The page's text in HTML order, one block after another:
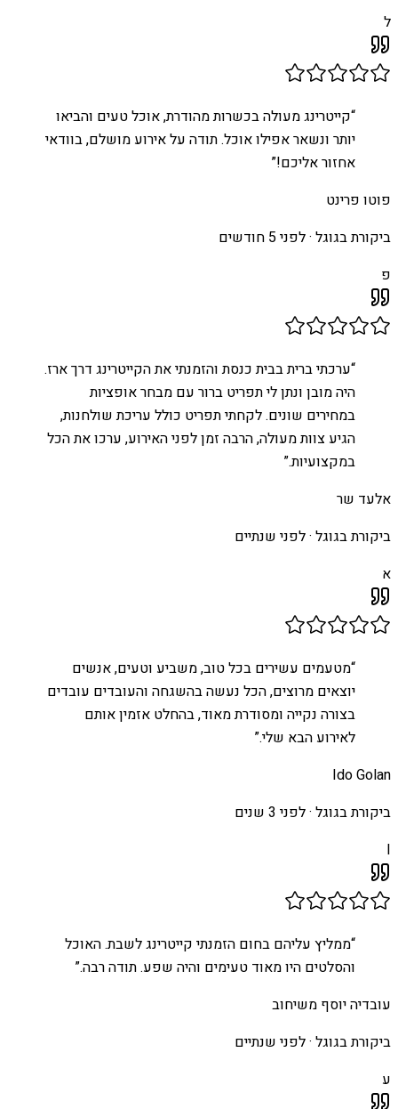
ל
“קייטרינג מעולה בכשרות מהודרת, אוכל טעים והביאו
יותר ונשאר אפילו אוכל. תודה על אירוע מושלם, בוודאי
אחזור אליכם!”
פוטו פרינט
ביקורת בגוגל ·לפני 5 חודשים
פ
“ערכתי ברית בבית כנסת והזמנתי את הקייטרינג דרך ארז.
היה מובן ונתן לי תפריט ברור עם מבחר אופציות
במחירים שונים. לקחתי תפריט כולל עריכת שולחנות,
הגיע צוות מעולה, הרבה זמן לפני האירוע, ערכו את הכל
במקצועיות.”
אלעד שר
ביקורת בגוגל ·לפני שנתיים
א
“מטעמים עשירים בכל טוב, משביע וטעים, אנשים
יוצאים מרוצים, הכל נעשה בהשגחה והעובדים עובדים
בצורה נקייה ומסודרת מאוד, בהחלט אזמין אותם
לאירוע הבא שלי.”
Ido Golan
ביקורת בגוגל ·לפני 3 שנים
I
“ממליץ עליהם בחום הזמנתי קייטרינג לשבת. האוכל
והסלטים היו מאוד טעימים והיה שפע. תודה רבה.”
עובדיה יוסף משיחוב
ביקורת בגוגל ·לפני שנתיים
ע